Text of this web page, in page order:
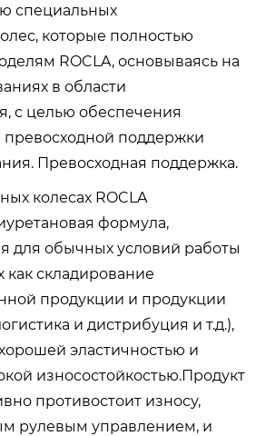
специальных
которые полностью
ROCLA, основываясь на
в области
с целью обеспечения
превосходной поддержки
Превосходная поддержка.
колесах ROCLA
формула,
для обычных условий работы
как складирование
продукции и продукции
и дистрибуция и т.д.),
эластичностью и
износостойкостью.Продукт
противостоит износу,
рулевым управлением, и